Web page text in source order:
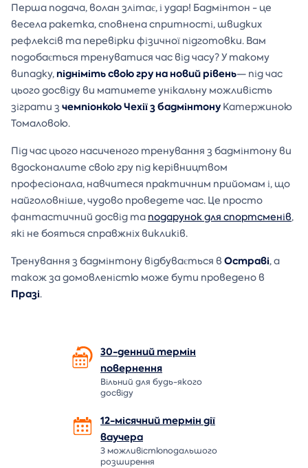
Перша подача, волан злітає, і удар! Бадмінтон - це
весела ракетка, сповнена спритності, швидких
рефлексів та перевірки фізичної підготовки. Вам
подобається тренуватися час від часу? У такому
випадку,підніміть свою гру на новий рівень— під час
цього досвіду ви матимете унікальну можливість
зіграти з чемпіонкою Чехії з бадмінтону Катержиною
Томаловою.
Під час цього насиченого тренування з бадмінтону ви
вдосконалите свою гру під керівництвом
професіонала, навчитеся практичним прийомам і, що
найголовніше, чудово проведете час. Це просто
фантастичний досвід та подарунок для спортсменів,
які не бояться справжніх викликів.
Тренування з бадмінтону відбувається в Остраві, а
також за домовленістю може бути проведено в
Празі.
30-денний термін
повернення
Вільний для будь-якого
досвіду
12-місячний термін дії
ваучера
З можливістюподальшого
розширення